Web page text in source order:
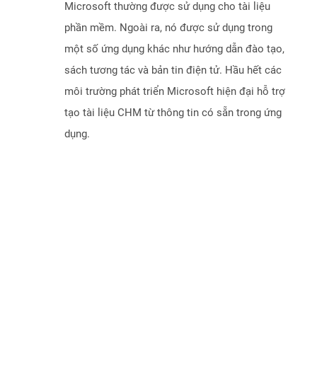
Microsoft thường được sử dụng cho tài liệu
phần mềm. Ngoài ra, nó được sử dụng trong
một số ứng dụng khác như hướng dẫn đào tạo,
sách tương tác và bản tin điện tử. Hầu hết các
môi trường phát triển Microsoft hiện đại hỗ trợ
tạo tài liệu CHM từ thông tin có sẵn trong ứng
dụng.